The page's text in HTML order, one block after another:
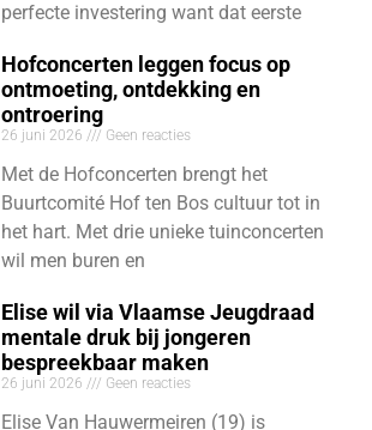
perfecte investering want dat eerste
Hofconcerten leggen focus op
ontmoeting, ontdekking en
ontroering
26 juni 2026 Geen reacties
Met de Hofconcerten brengt het
Buurtcomité Hof ten Bos cultuur tot in
het hart. Met drie unieke tuinconcerten
wil men buren en
Elise wil via Vlaamse Jeugdraad
mentale druk bij jongeren
bespreekbaar maken
26 juni 2026 Geen reacties
Elise Van Hauwermeiren (19) is